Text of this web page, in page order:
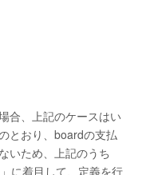
合、上記のケースはい
とおり、boardの支払
いため、上記のうち
に着目して、定義を行